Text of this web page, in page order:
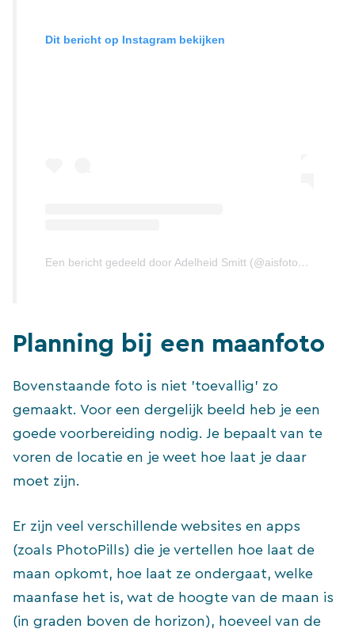
Dit bericht op Instagram bekijken
Een bericht gedeeld door Adelheid Smitt (@aisfoto23)
Planning bij een maanfoto
Bovenstaande foto is niet ’toevallig’ zo
gemaakt. Voor een dergelijk beeld heb je een
goede voorbereiding nodig. Je bepaalt van te
voren de locatie en je weet hoe laat je daar
moet zijn.
Er zijn veel verschillende websites en apps
(zoals PhotoPills) die je vertellen hoe laat de
maan opkomt, hoe laat ze ondergaat, welke
maanfase het is, wat de hoogte van de maan is
(in graden boven de horizon), hoeveel van de